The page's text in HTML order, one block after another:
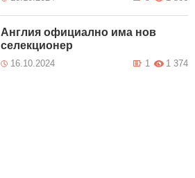
Англия официално има нов
селекционер
16.10.2024 1 374
1